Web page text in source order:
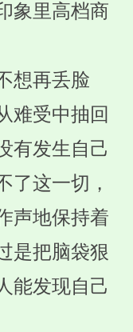
象里高档商
想再丢脸
难受中抽回
有发生自己
了这一切，
声地保持着
是把脑袋狠
能发现自己